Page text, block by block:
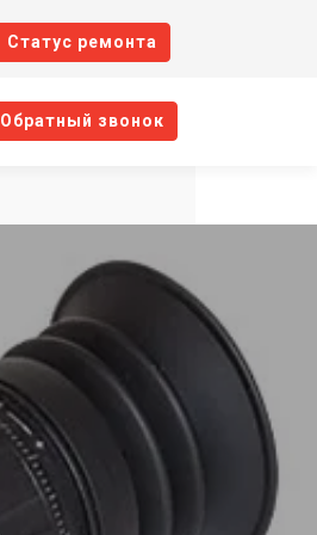
Cтатус ремонта
Oбратный звонок